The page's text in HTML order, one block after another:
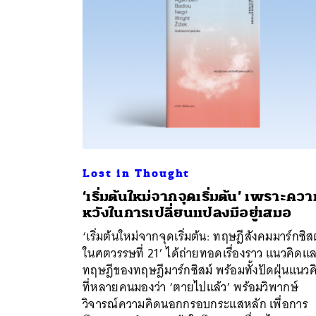
Lost in Thought
‘เริ่มต้นใหม่จากจุดเริ่มต้น’ เพราะคว
หวังในการเปลี่ยนแปลงมีอยู่เสมอ
‘เริ่มต้นใหม่จากจุดเริ่มต้น: ทฤษฎีสังคมมาร์กซิ
ในศตวรรษที่ 21’ ได้ถ่ายทอดเรื่องราว แนวคิดแ
ทฤษฎีของทฤษฎีมาร์กซิสม์ พร้อมทั้งปัดฝุ่นแนว
ที่หลายคนมองว่า ‘ตายไปแล้ว’ พร้อมวิพากษ์
วิจารณ์ความคิดนอกกรอบกระแสหลัก เพื่อการ